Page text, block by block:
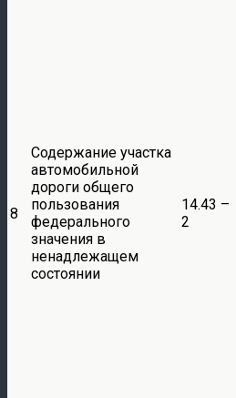
8
Содержание участка
автомобильной
дороги общего
пользования
федерального
значения в
ненадлежащем
состоянии
14.43 –
2